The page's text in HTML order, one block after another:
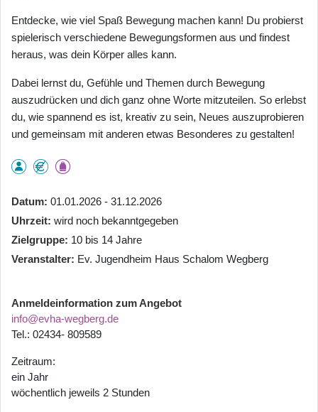
Entdecke, wie viel Spaß Bewegung machen kann! Du probierst
spielerisch verschiedene Bewegungsformen aus und findest
heraus, was dein Körper alles kann.
Dabei lernst du, Gefühle und Themen durch Bewegung
auszudrücken und dich ganz ohne Worte mitzuteilen. So erlebst
du, wie spannend es ist, kreativ zu sein, Neues auszuprobieren
und gemeinsam mit anderen etwas Besonderes zu gestalten!
Datum 01.01.2026 - 31.12.2026
Uhrzeit wird noch bekanntgegeben
Zielgruppe 10 bis 14 Jahre
Veranstalter Ev. Jugendheim Haus Schalom Wegberg
Anmeldeinformation zum Angebot
info@evha-wegberg.de
Tel.: 02434- 809589
Zeitraum:
ein Jahr
wöchentlich jeweils 2 Stunden